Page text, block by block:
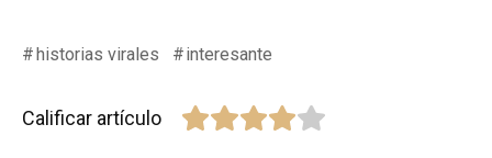
historias virales interesante
Calificar artículo